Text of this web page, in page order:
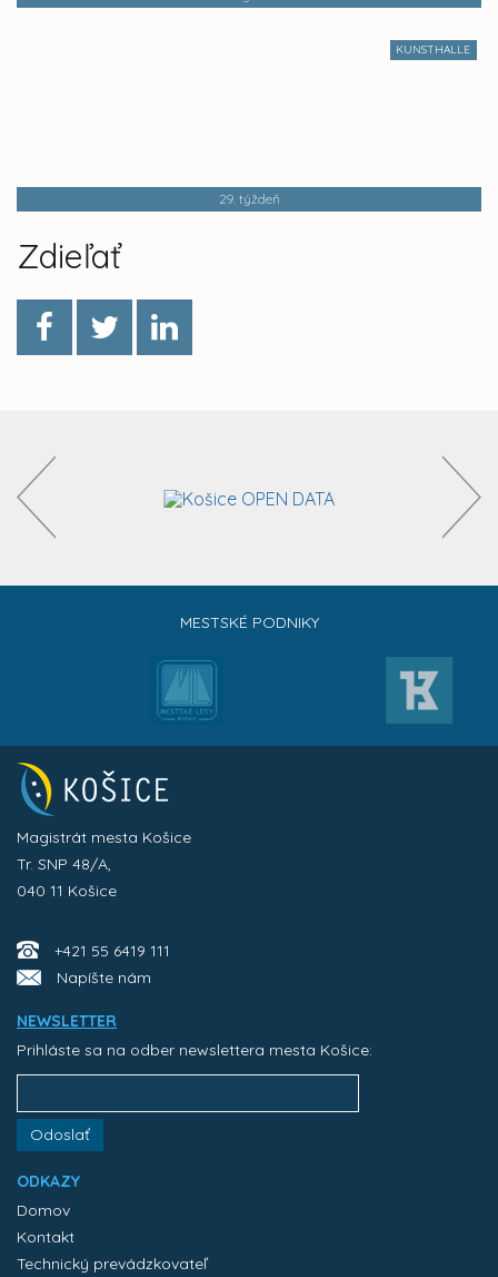
KUNSTHALLE
29. týždeň
Zdieľať
MESTSKÉ PODNIKY
Magistrát mesta Košice
Tr. SNP 48/A,
040 11 Košice
+421 55 6419 111
Napíšte nám
NEWSLETTER
Prihláste sa na odber newslettera mesta Košice:
Odoslať
ODKAZY
Domov
Kontakt
Technický prevádzkovateľ